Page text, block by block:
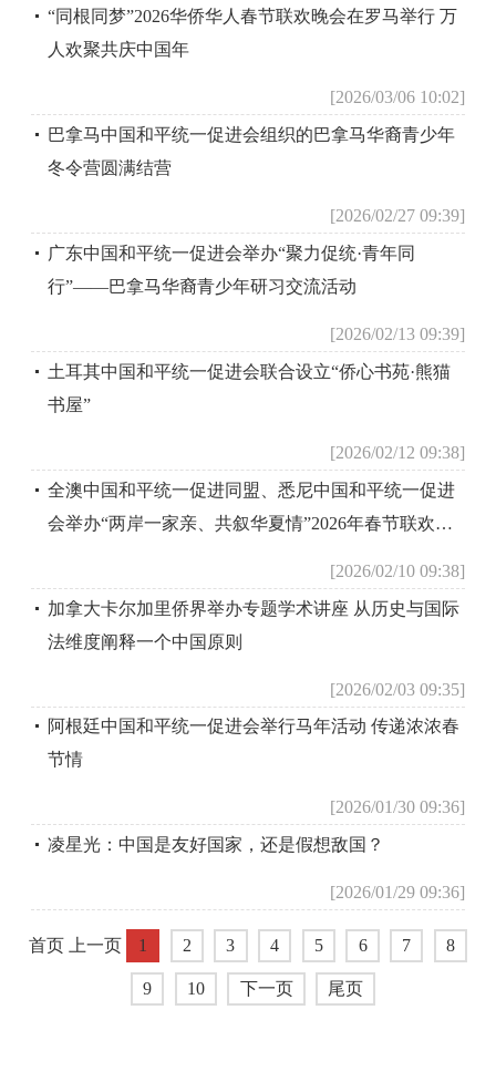
“同根同梦”2026华侨华人春节联欢晚会在罗马举行 万
人欢聚共庆中国年
[2026/03/06 10:02]
巴拿马中国和平统一促进会组织的巴拿马华裔青少年
冬令营圆满结营
[2026/02/27 09:39]
广东中国和平统一促进会举办“聚力促统·青年同
行”——巴拿马华裔青少年研习交流活动
[2026/02/13 09:39]
土耳其中国和平统一促进会联合设立“侨心书苑·熊猫
书屋”
[2026/02/12 09:38]
全澳中国和平统一促进同盟、悉尼中国和平统一促进
会举办“两岸一家亲、共叙华夏情”2026年春节联欢晚
[2026/02/10 09:38]
加拿大卡尔加里侨界举办专题学术讲座 从历史与国际
法维度阐释一个中国原则
[2026/02/03 09:35]
阿根廷中国和平统一促进会举行马年活动 传递浓浓春
节情
[2026/01/30 09:36]
凌星光：中国是友好国家，还是假想敌国？
[2026/01/29 09:36]
首页 上一页 1 2 3 4 5 6 7 8
9 10 下一页 尾页